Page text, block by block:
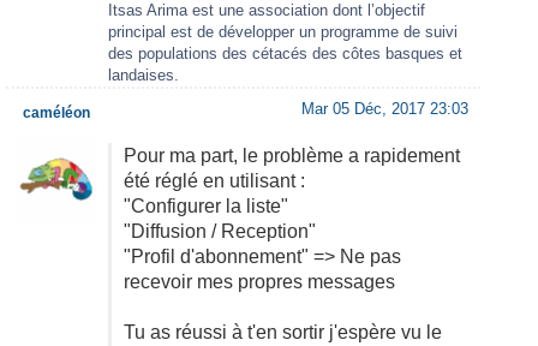
Itsas Arima est une association dont l’objectif
principal est de développer un programme de suivi
des populations des cétacés des côtes basques et
landaises.
Mar 05 Déc, 2017 23:03
Pour ma part, le problème a rapidement
été réglé en utilisant :
"Configurer la liste"
"Diffusion / Reception"
"Profil d'abonnement" => Ne pas
recevoir mes propres messages
Tu as réussi à t'en sortir j'espère vu le
caméléon